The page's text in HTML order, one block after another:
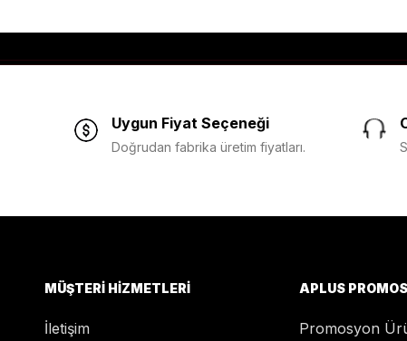
Uygun Fiyat Seçeneği
Doğrudan fabrika üretim fiyatları.
MÜŞTERI HIZMETLERI
İletişim
APLUS
Promosyon